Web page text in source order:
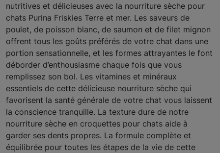
nutritives et délicieuses avec la nourriture sèche pour
chats Purina Friskies Terre et mer. Les saveurs de
poulet, de poisson blanc, de saumon et de filet mignon
offrent tous les goûts préférés de votre chat dans une
portion sensationnelle, et les formes attrayantes le font
déborder d’enthousiasme chaque fois que vous
remplissez son bol. Les vitamines et minéraux
essentiels de cette délicieuse nourriture sèche qui
favorisent la santé générale de votre chat vous laissent
la conscience tranquille. La texture dure de notre
nourriture sèche en croquettes pour chats aide à
garder ses dents propres. La formule complète et
équilibrée pour toutes les étapes de la vie de cette